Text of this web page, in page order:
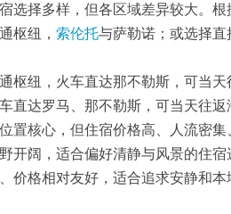
选择多样，但各区域差异较大。
枢纽， 索伦托与萨勒诺；或选择
枢纽，火车直达那不勒斯，可当
直达罗马、那不勒斯，可当天往
置核心，但住宿价格高、人流密
开阔，适合偏好清静与风景的住
价格相对友好，适合追求安静和